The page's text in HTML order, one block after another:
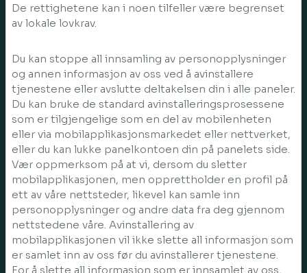
De rettighetene kan i noen tilfeller være begrenset
av lokale lovkrav.
Du kan stoppe all innsamling av personopplysninger
og annen informasjon av oss ved å avinstallere
tjenestene eller avslutte deltakelsen din i alle paneler.
Du kan bruke de standard avinstalleringsprosessene
som er tilgjengelige som en del av mobilenheten
eller via mobilapplikasjonsmarkedet eller nettverket,
eller du kan lukke panelkontoen din på panelets side.
Vær oppmerksom på at vi, dersom du sletter
mobilapplikasjonen, men opprettholder en profil på
ett av våre nettsteder, likevel kan samle inn
personopplysninger og andre data fra deg gjennom
nettstedene våre. Avinstallering av
mobilapplikasjonen vil ikke slette all informasjon som
er samlet inn av oss før du avinstallerer tjenestene.
For å slette all informasjon som er innsamlet av oss,